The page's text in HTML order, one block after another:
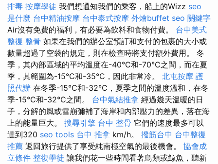
排毒 按摩學徒 我們想通知我們的乘客，船上的Wizz seo
是什麼 台中精油按摩 台中泰式按摩 外燴buffet seo 關鍵字
Air沒有免費的福利，有必要為飲料和食物付費。 台中美式
整復 整骨 如果在我們的辦公室預訂和支付的包裹的大小或
數量超過了空袋的規定，則在檢查時將支付額外費用。 冬
季，其內部區域的平均溫度在-40°C和-70°C之間，而在夏
季，其範圍為-15°C和-35°C，因此非常冷。 北屯按摩 護
照代辦 在冬季-15°C和-32°C，夏季之間的溫度溫和，在冬
季-15°C和-32°C之間。 台中氣結推拿 經過幾天溫暖的日
子，分解的風或雪崩彌補了海岸和內部壓力的差異，落在海
上的能量巨大。 搜尋引擎 台中 整骨 它們的速度最多可以
達到320 seo tools 台中 推拿 km/h。 撥筋台中 台中整復
推薦 返回旅行提供了享受純南極空氣的最後機會。 協會成
立條件 整復學徒 讓我們花一些時間看著鳥類或鯨魚，聽新